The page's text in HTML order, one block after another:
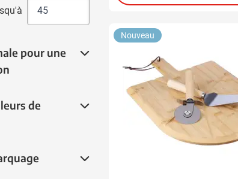
pour une personnalisation
pour une
de marquage
de
Nouveau